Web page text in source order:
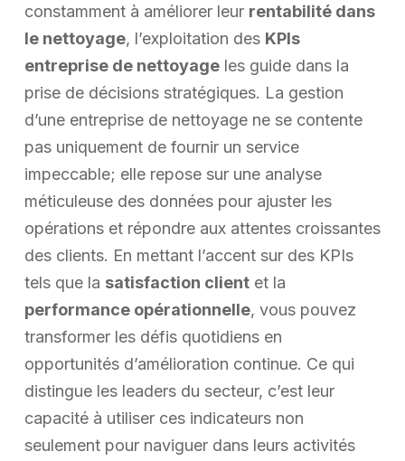
constamment à améliorer leur rentabilité dans
le nettoyage, l’exploitation des KPIs
entreprise de nettoyageles guide dans la
prise de décisions stratégiques. La gestion
d’une entreprise de nettoyage ne se contente
pas uniquement de fournir un service
impeccable; elle repose sur une analyse
méticuleuse des données pour ajuster les
opérations et répondre aux attentes croissantes
des clients. En mettant l’accent sur des KPIs
tels que la satisfaction clientet la
performance opérationnelle, vous pouvez
transformer les défis quotidiens en
opportunités d’amélioration continue. Ce qui
distingue les leaders du secteur, c’est leur
capacité à utiliser ces indicateurs non
seulement pour naviguer dans leurs activités